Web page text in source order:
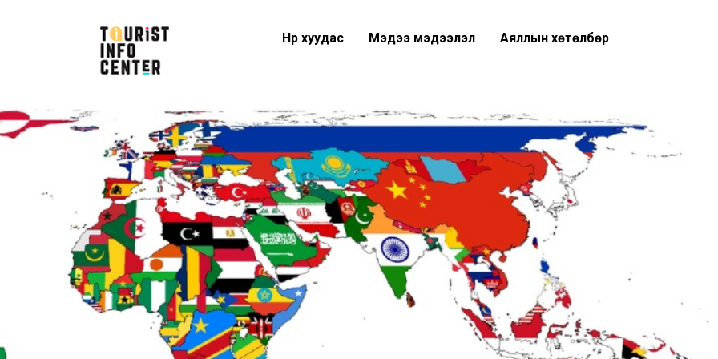
Нүүр хуудас Мэдээ мэдээлэл Аяллын хөтөлбөр